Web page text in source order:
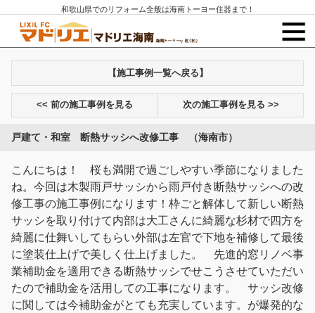
和歌山県でのリフォーム全般は海南トーヨー住器まで！
【施工事例一覧へ戻る】
<< 前の施工事例を見る 次の施工事例を見る >>
戸建て・和室 断熱サッシへ改修工事 （海南市）
こんにちは！ 桜も満開で過ごしやすい季節になりました
ね。今回は木製雨戸サッシから雨戸付き断熱サッシへの改
修工事の施工事例になります！枠ごと解体して新しい断熱
サッシを取り付けて内部は大工さんに綺麗な杉材で四方を
綺麗に仕舞いしてもらい外部は左官で下地を補修して最後
に塗装仕上げで美しく仕上げました。 先進的窓リノベ事
業補助金を適用できる断熱サッシでせこうさせていただい
たので補助金を活用しての工事になります。 サッシ改修
に関しては今補助金がとても充実しています。が爆発的な